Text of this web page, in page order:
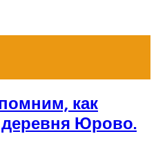
как
Юрово.